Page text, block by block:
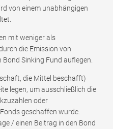
von einem unabhängigen
mit weniger als
die Emission von
Bond Sinking Fund auflegen.
die Mittel beschafft)
legen, um ausschließlich die
oder
geschaffen wurde.
/ einen Beitrag in den Bond